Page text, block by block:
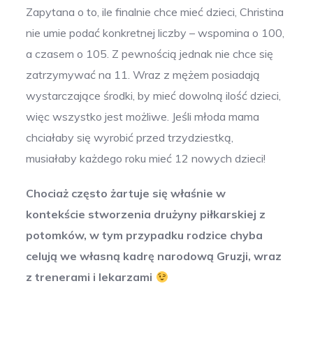
Zapytana o to, ile finalnie chce mieć dzieci, Christina
nie umie podać konkretnej liczby – wspomina o 100,
a czasem o 105. Z pewnością jednak nie chce się
zatrzymywać na 11. Wraz z mężem posiadają
wystarczające środki, by mieć dowolną ilość dzieci,
więc wszystko jest możliwe. Jeśli młoda mama
chciałaby się wyrobić przed trzydziestką,
musiałaby każdego roku mieć 12 nowych dzieci!
Chociaż często żartuje się właśnie w
kontekście stworzenia drużyny piłkarskiej z
potomków, w tym przypadku rodzice chyba
celują we własną kadrę narodową Gruzji, wraz
z trenerami i lekarzami